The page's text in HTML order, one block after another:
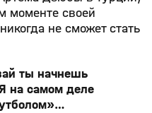
моменте своей
не сможет стать
ты начнешь
на самом деле